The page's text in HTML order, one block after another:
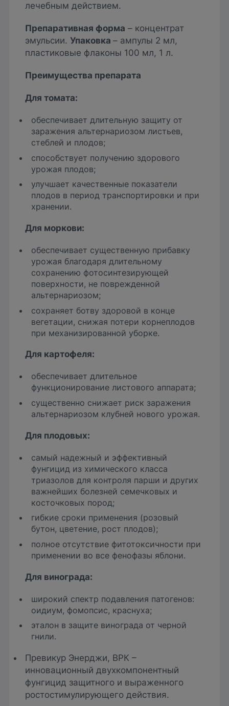
лечебным действием.
Препаративная форма – концентрат
эмульсии. Упаковка– ампулы 2 мл,
пластиковые флаконы 100 мл, 1 л.
Преимущества препарата
Для томата:
обеспечивает длительную защиту от
заражения альтернариозом листьев,
стеблей и плодов;
способствует получению здорового
урожая плодов;
улучшает качественные показатели
плодов в период транспортировки и при
хранении.
Для моркови:
обеспечивает существенную прибавку
урожая благодаря длительному
сохранению фотосинтезирующей
поверхности, не поврежденной
альтернариозом;
сохраняет ботву здоровой в конце
вегетации, снижая потери корнеплодов
при механизированной уборке.
Для картофеля:
обеспечивает длительное
функционирование листового аппарата;
существенно снижает риск заражения
альтернариозом клубней нового урожая.
Для плодовых:
самый надежный и эффективный
фунгицид из химического класса
триазолов для контроля парши и других
важнейших болезней семечковых и
косточковых пород;
гибкие сроки применения (розовый
бутон, цветение, рост плодов);
полное отсутствие фитотоксичности при
применении во все фенофазы яблони.
Для винограда:
широкий спектр подавления патогенов:
оидиум, фомопсис, краснуха;
эталон в защите винограда от черной
гнили.
Превикур Энерджи, ВРК –
инновационный двухкомпонентный
фунгицид защитного и выраженного
ростостимулирующего действия.